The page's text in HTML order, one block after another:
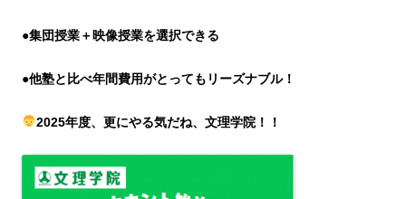
●集団授業＋映像授業を選択できる
●他塾と比べ年間費用がとってもリーズナブル！
2025年度、更にやる気だね、文理学院！！